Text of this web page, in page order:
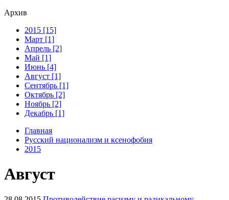
Архив
2015 [15]
Март [1]
Апрель [2]
Май [1]
Июнь [4]
Август [1]
Сентябрь [1]
Октябрь [2]
Ноябрь [2]
Декабрь [1]
Главная
Русский национализм и ксенофобия
2015
Август